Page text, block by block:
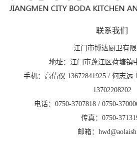
联系我们
江门市博达厨卫有限
地址：江门市蓬江区荷塘镇
手机：高倩仪 13672841925 / 何志远
13702208202
电话：0750-3707818 / 0750-
传真：0750-
邮箱：